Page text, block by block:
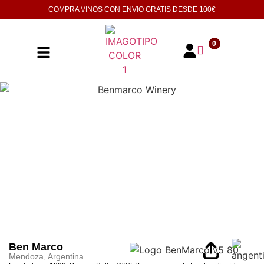
COMPRA VINOS CON ENVIO GRATIS DESDE 100€
0
Ben Marco
Mendoza, Argentina